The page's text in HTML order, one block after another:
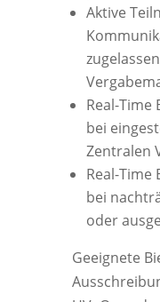
Aktive
Real-Time
bei
Zentralen
Real-Time
bei
oder
Geeignete